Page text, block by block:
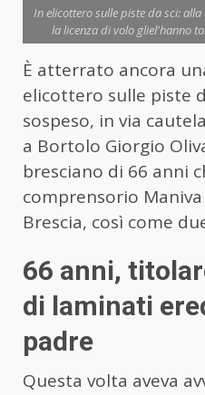
In elicottero sulle piste da sci:
la licenza di volo gliel'hanno
È atterrato ancora
elicottero sulle piste
sospeso, in via
a Bortolo Giorgio
bresciano di 66 anni
comprensorio
Brescia, così come
66 anni,
di laminati
padre
Questa volta aveva